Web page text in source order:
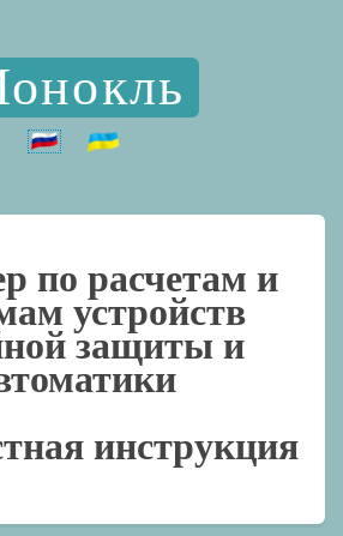
по расчетам и
устройств
защиты и
инструкция